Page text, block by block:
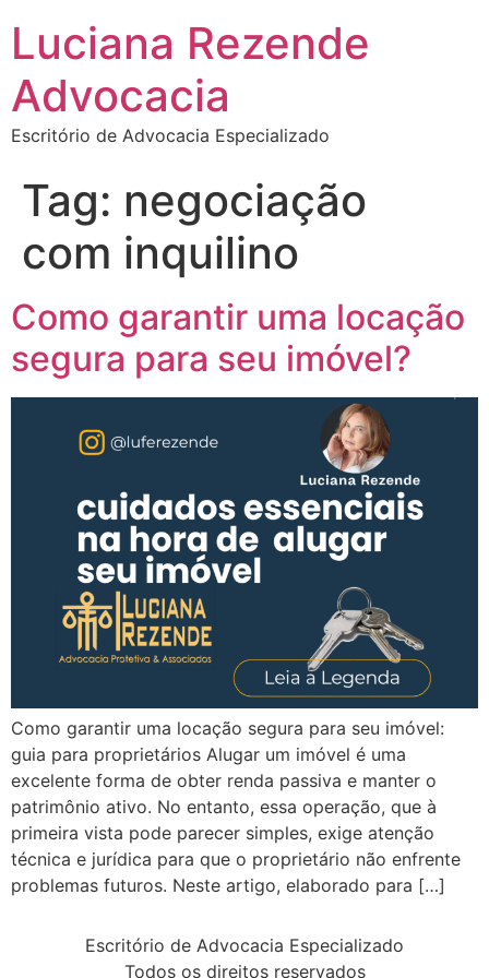
Luciana Rezende
Advocacia
Escritório de Advocacia Especializado
Tag: negociação
com inquilino
Como garantir uma locação
segura para seu imóvel?
Como garantir uma locação segura para seu imóvel:
guia para proprietários Alugar um imóvel é uma
excelente forma de obter renda passiva e manter o
patrimônio ativo. No entanto, essa operação, que à
primeira vista pode parecer simples, exige atenção
técnica e jurídica para que o proprietário não enfrente
problemas futuros. Neste artigo, elaborado para […]
Escritório de Advocacia Especializado
Todos os direitos reservados